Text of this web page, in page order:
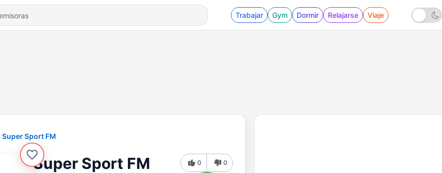
Trabajar Gym Dormir Relajarse Viaje
Super Sport FM
Super Sport FM 0 0